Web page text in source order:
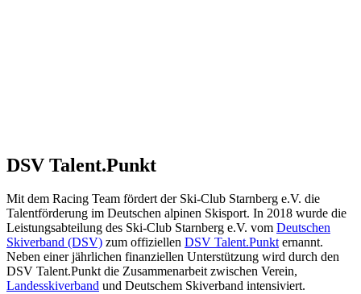
DSV Talent.Punkt
Mit dem Racing Team fördert der Ski-Club Starnberg e.V. die
Talentförderung im Deutschen alpinen Skisport. In 2018 wurde die
Leistungsabteilung des Ski-Club Starnberg e.V. vom Deutschen
Skiverband (DSV) zum offiziellen DSV Talent.Punkternannt.
Neben einer jährlichen finanziellen Unterstützung wird durch den
DSV Talent.Punkt die Zusammenarbeit zwischen Verein,
Landesskiverband und Deutschem Skiverband intensiviert.